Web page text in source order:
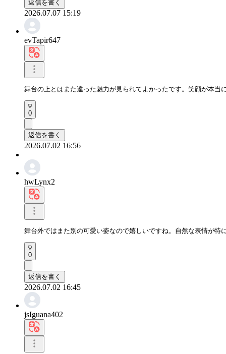
返信を書く
2026.07.07 15:19
evTapir647
舞台の上とはまた違った魅力が見られてよかったです。笑顔が本当
0
返信を書く
2026.07.02 16:56
hwLynx2
舞台外ではまた別の可愛い姿なので嬉しいですね。自然な表情が特
0
返信を書く
2026.07.02 16:45
jsIguana402